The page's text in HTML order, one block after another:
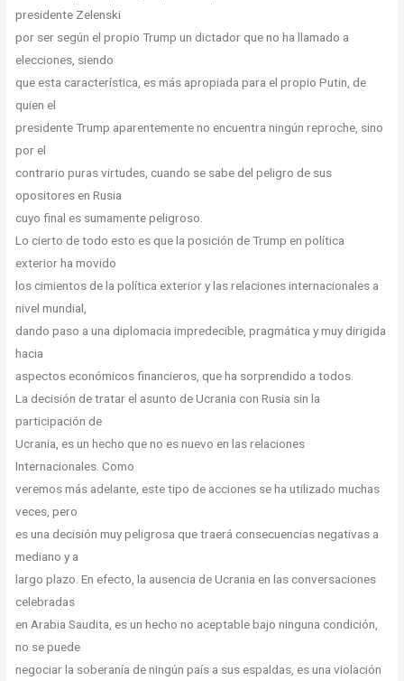
presidente Zelenski
por ser según el propio Trump un dictador que no ha llamado a
elecciones, siendo
que esta característica, es más apropiada para el propio Putin, de
quien el
presidente Trump aparentemente no encuentra ningún reproche, sino
por el
contrario puras virtudes, cuando se sabe del peligro de sus
opositores en Rusia
cuyo final es sumamente peligroso.
Lo cierto de todo esto es que la posición de Trump en política
exterior ha movido
los cimientos de la política exterior y las relaciones internacionales a
nivel mundial,
dando paso a una diplomacia impredecible, pragmática y muy dirigida
hacia
aspectos económicos financieros, que ha sorprendido a todos.
La decisión de tratar el asunto de Ucrania con Rusia sin la
participación de
Ucrania, es un hecho que no es nuevo en las relaciones
Internacionales. Como
veremos más adelante, este tipo de acciones se ha utilizado muchas
veces, pero
es una decisión muy peligrosa que traerá consecuencias negativas a
mediano y a
largo plazo. En efecto, la ausencia de Ucrania en las conversaciones
celebradas
en Arabia Saudita, es un hecho no aceptable bajo ninguna condición,
no se puede
negociar la soberanía de ningún país a sus espaldas, es una violación